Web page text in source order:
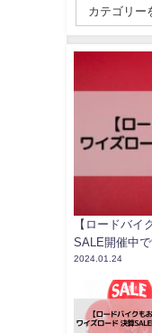
【ロードバイ
SALE開催中で
2024.01.24